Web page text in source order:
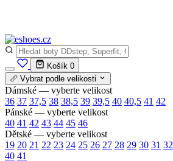
Košík 0
📏 Vybrat podle velikosti
Dámské — vyberte velikost
36 37 37,5 38 38,5 39 39,5 40 40,5 41 42
Pánské — vyberte velikost
40 41 42 43 44 45 46
Dětské — vyberte velikost
19 20 21 22 23 24 25 26 27 28 29 30 31 32
40 41